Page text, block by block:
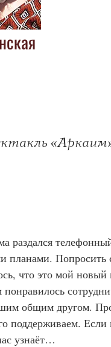
раздался
планами. Попросить
что это мой новый
общим другом.
поддерживаем. Если
узнаёт…